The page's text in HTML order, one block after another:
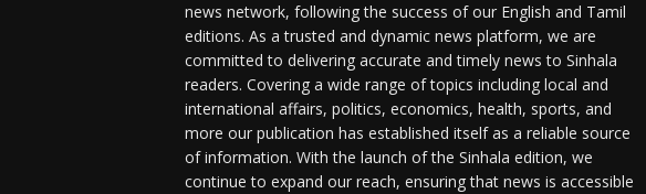
news network, following the success of our English and Tamil
editions. As a trusted and dynamic news platform, we are
committed to delivering accurate and timely news to Sinhala
readers. Covering a wide range of topics including local and
international affairs, politics, economics, health, sports, and
more our publication has established itself as a reliable source
of information. With the launch of the Sinhala edition, we
continue to expand our reach, ensuring that news is accessible